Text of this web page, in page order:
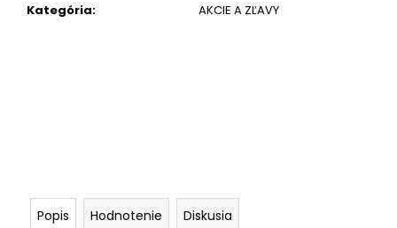
Kategória: AKCIE A ZĽAVY
Popis Hodnotenie Diskusia